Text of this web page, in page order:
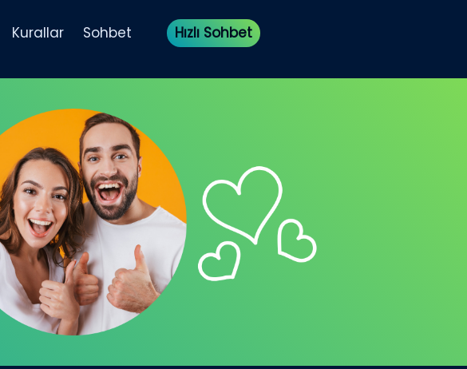
Kurallar Sohbet Hızlı Sohbet